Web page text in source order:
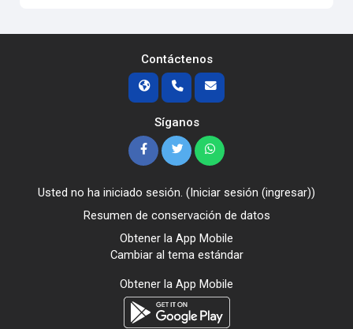
Contáctenos
Síganos
Usted no ha iniciado sesión. (Iniciar sesión (ingresar))
Resumen de conservación de datos
Obtener la App Mobile
Cambiar al tema estándar
Obtener la App Mobile